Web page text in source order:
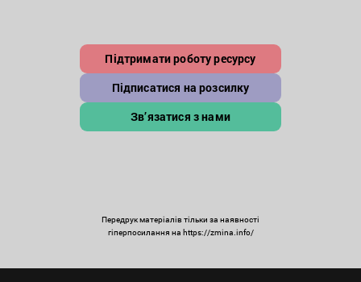
Підтримати роботу ресурсу
Підписатися на розсилку
Зв’язатися з нами
Передрук матеріалів тільки за наявності
гіперпосилання на https://zmina.info/